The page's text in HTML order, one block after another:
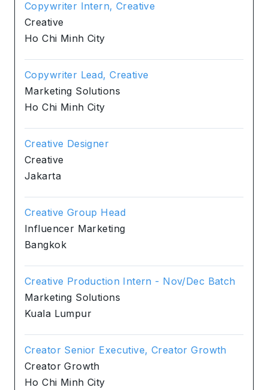
Copywriter Intern, Creative
Creative
Ho Chi Minh City
Copywriter Lead, Creative
Marketing Solutions
Ho Chi Minh City
Creative Designer
Creative
Jakarta
Creative Group Head
Influencer Marketing
Bangkok
Creative Production Intern - Nov/Dec Batch
Marketing Solutions
Kuala Lumpur
Creator Senior Executive, Creator Growth
Creator Growth
Ho Chi Minh City